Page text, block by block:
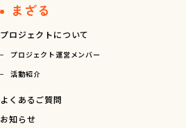
まざる
プロジェクトについて
プロジェクト運営メンバー
活動紹介
よくあるご質問
お知らせ